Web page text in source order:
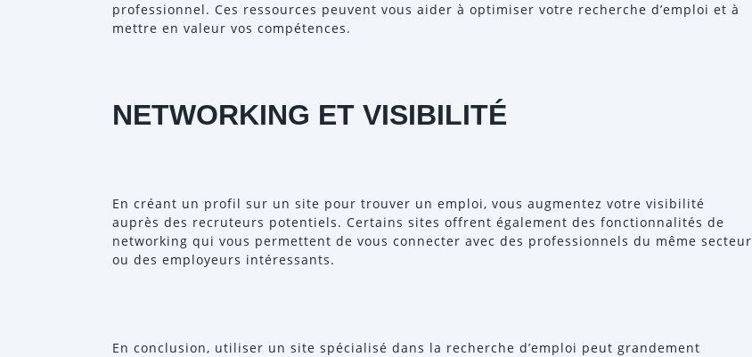
professionnel. Ces ressources peuvent vous aider à optimiser votre recherche d’emploi et à
mettre en valeur vos compétences.
NETWORKING ET VISIBILITÉ
En créant un profil sur un site pour trouver un emploi, vous augmentez votre visibilité
auprès des recruteurs potentiels. Certains sites offrent également des fonctionnalités de
networking qui vous permettent de vous connecter avec des professionnels du même secteur
ou des employeurs intéressants.
En conclusion, utiliser un site spécialisé dans la recherche d’emploi peut grandement